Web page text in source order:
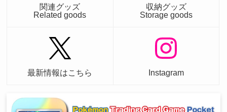
関連グッズ
Related goods
収納グッズ
Storage goods
最新情報はこちら Instagram